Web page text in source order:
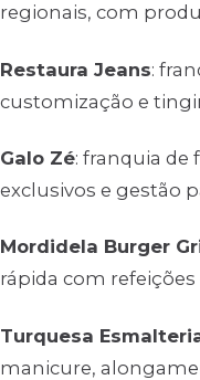
regionais, com
Restaura Jeans:
customização e
Galo Zé: franquia
exclusivos e gestão
Mordidela Burger
rápida com
Turquesa
manicure,